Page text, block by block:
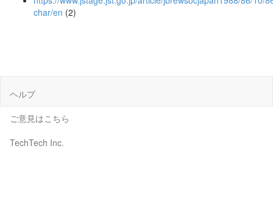
char/en (2)
ヘルプ
ご意見はこちら
TechTech Inc.